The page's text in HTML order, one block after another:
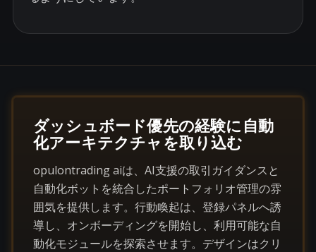
ダッシュボード優先の経験に自動
化アーキテクチャを取り込む
opulontrading aiは、AI支援の取引ガイダンスと
自動化ボットを統合したポートフォリオ管理の雰
囲気を提供します。行動喚起は、登録パネルへ誘
導し、オンボーディングを開始し、利用可能な自
動化モジュールを探索させます。デザインはクリ